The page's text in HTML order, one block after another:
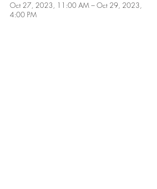
Oct 27, 2023, 11:00 AM – Oct 29, 2023,
4:00 PM